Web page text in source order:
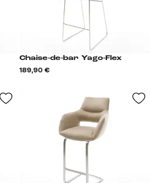
Chaise-de-bar Yago-Flex
189,90 €